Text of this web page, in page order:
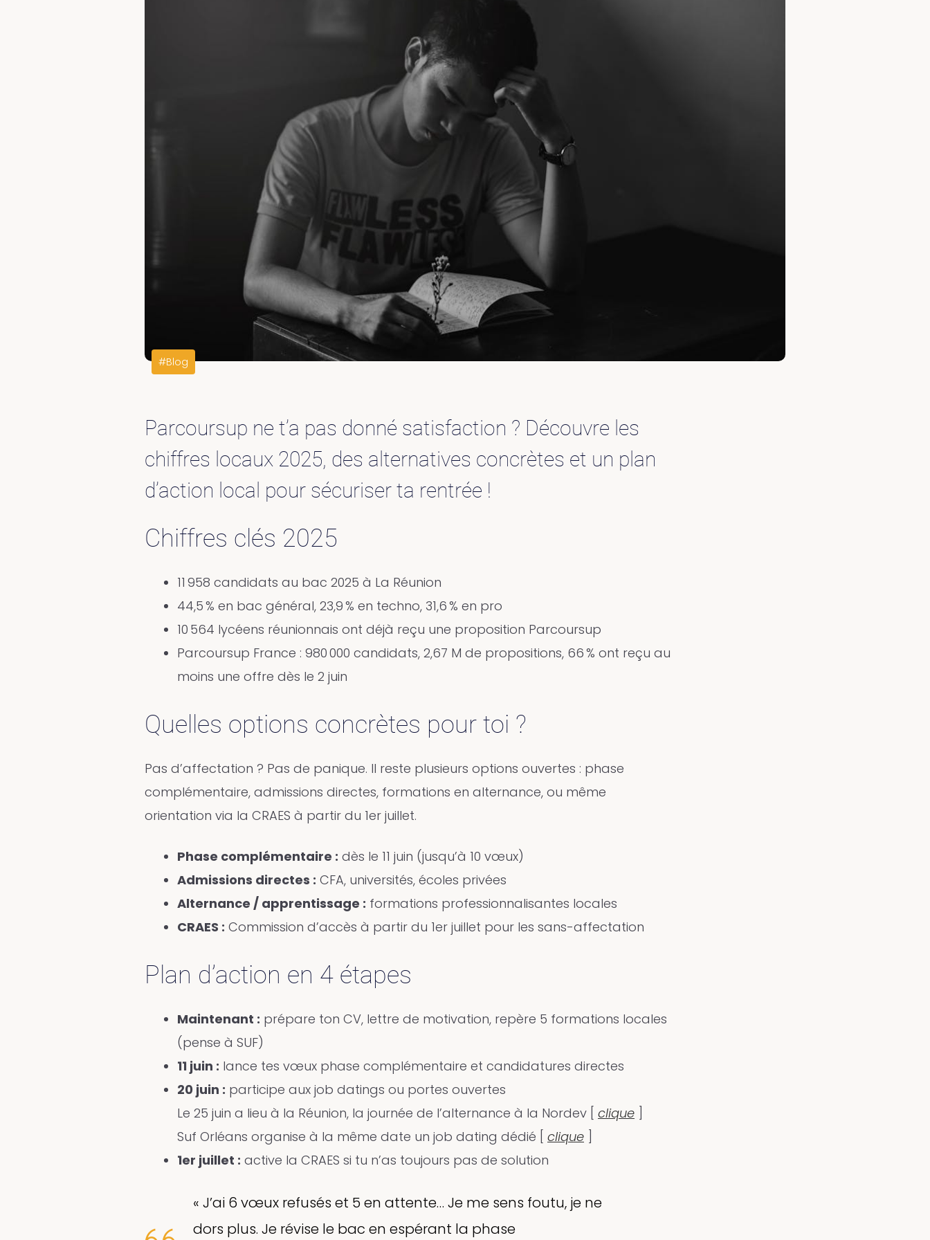
#Blog
Parcoursup ne t’a pas donné satisfaction ? Découvre les
chiffres locaux 2025, des alternatives concrètes et un plan
d’action local pour sécuriser ta rentrée !
Chiffres clés 2025
11 958 candidats au bac 2025 à La Réunion
44,5 % en bac général, 23,9 % en techno, 31,6 % en pro
10 564 lycéens réunionnais ont déjà reçu une proposition Parcoursup
Parcoursup France : 980 000 candidats, 2,67 M de propositions, 66 % ont reçu au
moins une offre dès le 2 juin
Quelles options concrètes pour toi ?
Pas d’affectation ? Pas de panique. Il reste plusieurs options ouvertes : phase
complémentaire, admissions directes, formations en alternance, ou même
orientation via la CRAES à partir du 1er juillet.
Phase complémentaire : dès le 11 juin (jusqu’à 10 vœux)
Admissions directes : CFA, universités, écoles privées
Alternance / apprentissage : formations professionnalisantes locales
CRAES : Commission d’accès à partir du 1er juillet pour les sans-affectation
Plan d’action en 4 étapes
Maintenant : prépare ton CV, lettre de motivation, repère 5 formations locales
(pense à SUF)
11 juin : lance tes vœux phase complémentaire et candidatures directes
20 juin : participe aux job datings ou portes ouvertes
Le 25 juin a lieu à la Réunion, la journée de l’alternance à la Nordev [ clique
Suf Orléans organise à la même date un job dating dédié [ clique
1er juillet : active la CRAES si tu n’as toujours pas de solution
« J’ai 6 vœux refusés et 5 en attente… Je me sens foutu, je ne
dors plus. Je révise le bac en espérant la phase